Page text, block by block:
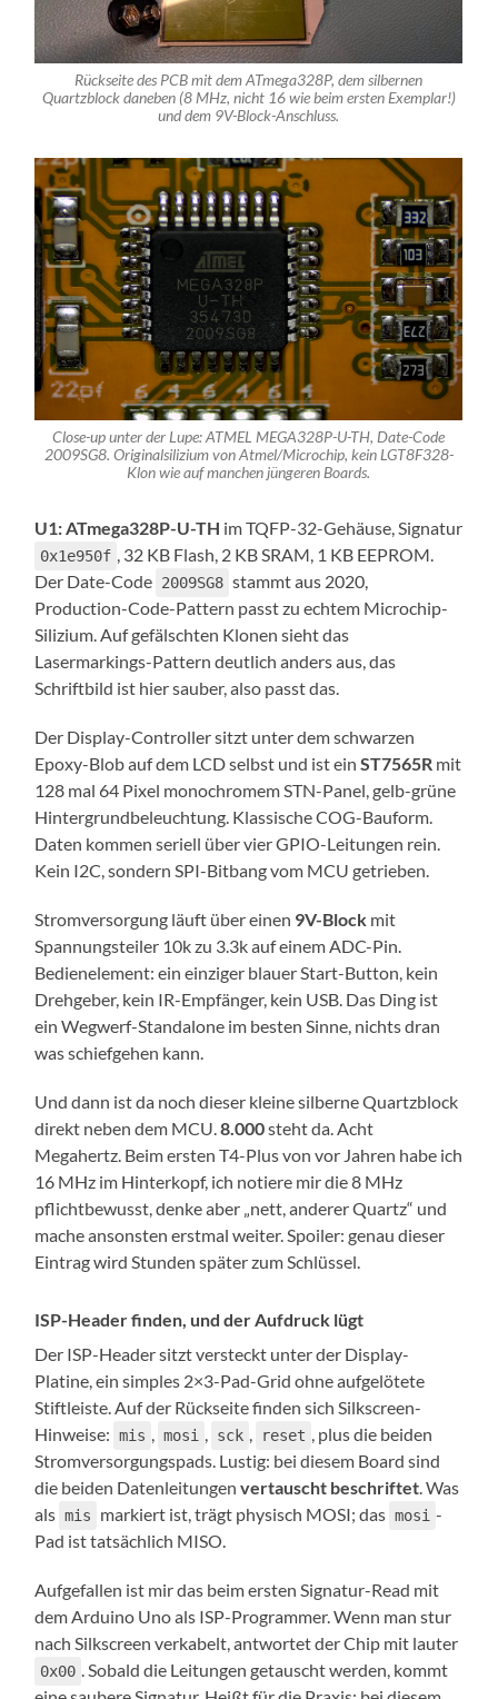
Rückseite des PCB mit dem ATmega328P, dem silbernen
Quartzblock daneben (8 MHz, nicht 16 wie beim ersten Exemplar!)
und dem 9V-Block-Anschluss.
Close-up unter der Lupe: ATMEL MEGA328P-U-TH, Date-Code
2009SG8. Originalsilizium von Atmel/Microchip, kein LGT8F328-
Klon wie auf manchen jüngeren Boards.
U1: ATmega328P-U-TH im TQFP-32-Gehäuse, Signatur
0x1e950f , 32 KB Flash, 2 KB SRAM, 1 KB EEPROM.
Der Date-Code 2009SG8 stammt aus 2020,
Production-Code-Pattern passt zu echtem Microchip-
Silizium. Auf gefälschten Klonen sieht das
Lasermarkings-Pattern deutlich anders aus, das
Schriftbild ist hier sauber, also passt das.
Der Display-Controller sitzt unter dem schwarzen
Epoxy-Blob auf dem LCD selbst und ist einST7565R mit
128 mal 64 Pixel monochromem STN-Panel, gelb-grüne
Hintergrundbeleuchtung. Klassische COG-Bauform.
Daten kommen seriell über vier GPIO-Leitungen rein.
Kein I2C, sondern SPI-Bitbang vom MCU getrieben.
Stromversorgung läuft über einen 9V-Block mit
Spannungsteiler 10k zu 3.3k auf einem ADC-Pin.
Bedienelement: ein einziger blauer Start-Button, kein
Drehgeber, kein IR-Empfänger, kein USB. Das Ding ist
ein Wegwerf-Standalone im besten Sinne, nichts dran
was schiefgehen kann.
Und dann ist da noch dieser kleine silberne Quartzblock
direkt neben dem MCU.8.000steht da. Acht
Megahertz. Beim ersten T4-Plus von vor Jahren habe ich
16 MHz im Hinterkopf, ich notiere mir die 8 MHz
pflichtbewusst, denke aber „nett, anderer Quartz“ und
mache ansonsten erstmal weiter. Spoiler: genau dieser
Eintrag wird Stunden später zum Schlüssel.
ISP-Header finden, und der Aufdruck lügt
Der ISP-Header sitzt versteckt unter der Display-
Platine, ein simples 2×3-Pad-Grid ohne aufgelötete
Stiftleiste. Auf der Rückseite finden sich Silkscreen-
Hinweise: mis , mosi , sck , reset , plus die beiden
Stromversorgungspads. Lustig: bei diesem Board sind
die beiden Datenleitungenvertauscht beschriftet. Was
als mis markiert ist, trägt physisch MOSI; das mosi -
Pad ist tatsächlich MISO.
Aufgefallen ist mir das beim ersten Signatur-Read mit
dem Arduino Uno als ISP-Programmer. Wenn man stur
nach Silkscreen verkabelt, antwortet der Chip mit lauter
0x00 . Sobald die Leitungen getauscht werden, kommt